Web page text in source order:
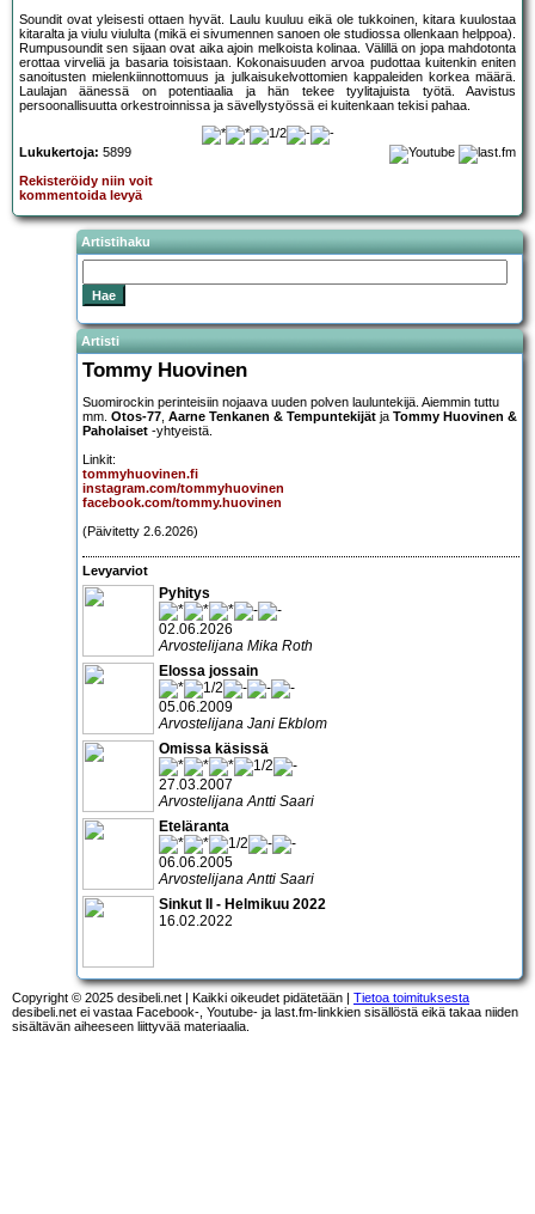
Soundit ovat yleisesti ottaen hyvät. Laulu kuuluu eikä ole tukkoinen, kitara kuulostaa
kitaralta ja viulu viululta (mikä ei sivumennen sanoen ole studiossa ollenkaan helppoa).
Rumpusoundit sen sijaan ovat aika ajoin melkoista kolinaa. Välillä on jopa mahdotonta
erottaa virveliä ja basaria toisistaan. Kokonaisuuden arvoa pudottaa kuitenkin eniten
sanoitusten mielenkiinnottomuus ja julkaisukelvottomien kappaleiden korkea määrä.
Laulajan äänessä on potentiaalia ja hän tekee tyylitajuista työtä. Aavistus
persoonallisuutta orkestroinnissa ja sävellystyössä ei kuitenkaan tekisi pahaa.
Lukukertoja: 5899
Rekisteröidy niin voit
kommentoida levyä
Artistihaku
Artisti
Tommy Huovinen
Suomirockin perinteisiin nojaava uuden polven lauluntekijä. Aiemmin tuttu
mm. Otos-77 Aarne Tenkanen & Tempuntekijät ja Tommy Huovinen &
Paholaiset -yhtyeistä.
Linkit:
tommyhuovinen.fi
instagram.com/tommyhuovinen
facebook.com/tommy.huovinen
(Päivitetty 2.6.2026)
Levyarviot
Pyhitys
02.06.2026
Arvostelijana Mika Roth
Elossa jossain
05.06.2009
Arvostelijana Jani Ekblom
Omissa käsissä
27.03.2007
Arvostelijana Antti Saari
Eteläranta
06.06.2005
Arvostelijana Antti Saari
Sinkut II - Helmikuu 2022
16.02.2022
Copyright © 2025 desibeli.net | Kaikki oikeudet pidätetään | Tietoa toimituksesta
desibeli.net ei vastaa Facebook-, Youtube- ja last.fm-linkkien sisällöstä eikä takaa niiden
sisältävän aiheeseen liittyvää materiaalia.